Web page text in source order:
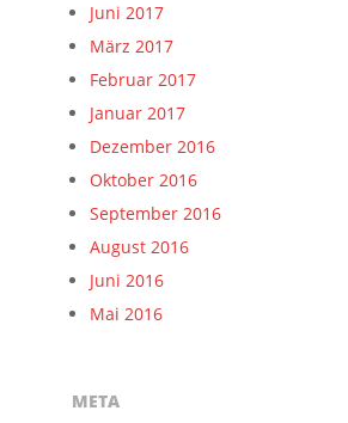
Juni 2017
März 2017
Februar 2017
Januar 2017
Dezember 2016
Oktober 2016
September 2016
August 2016
Juni 2016
Mai 2016
META